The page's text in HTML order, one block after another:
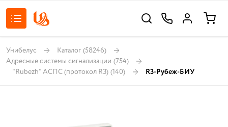
Унибелус Каталог (58246)
Адресные системы сигнализации (754)
"Rubezh" АСПС (протокол R3) (140) R3-Рубеж-БИУ